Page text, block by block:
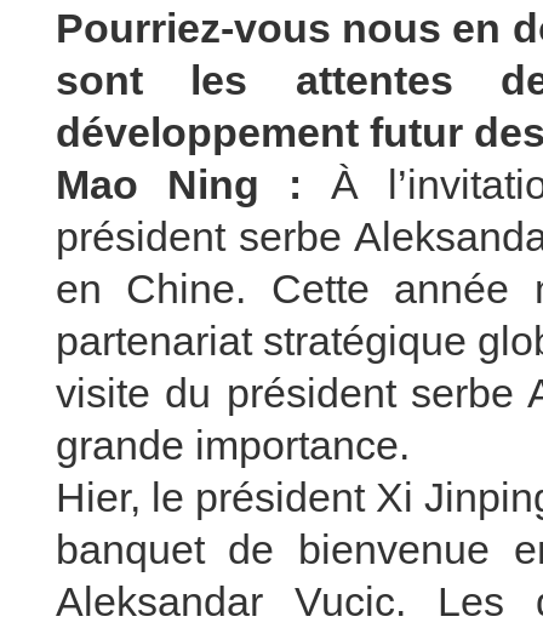
Pourriez-vous nous en
sont les attentes
développement futur
Mao Ning : À
président serbe
en Chine. Cette année
partenariat stratégique
visite du président serbe
grande importance.
Hier, le président Xi
banquet de bienvenue
Aleksandar Vucic.